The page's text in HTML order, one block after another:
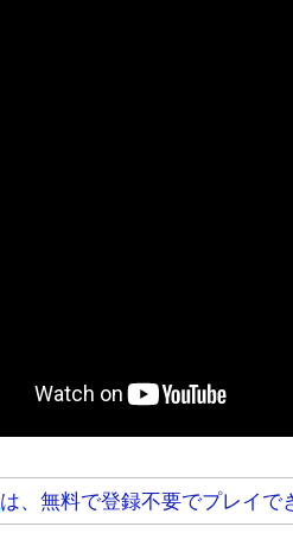
は、無料で登録不要でプレイで